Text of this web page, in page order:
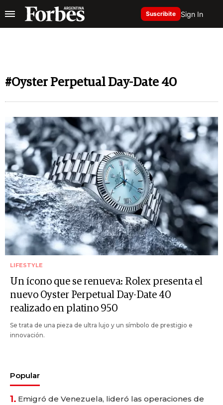
Suscribite Sign In
#Oyster Perpetual Day-Date 40
LIFESTYLE
Un ícono que se renueva: Rolex presenta el
nuevo Oyster Perpetual Day-Date 40
realizado en platino 950
Se trata de una pieza de ultra lujo y un símbolo de prestigio e
innovación.
Popular
1. Emigró de Venezuela, lideró las operaciones de